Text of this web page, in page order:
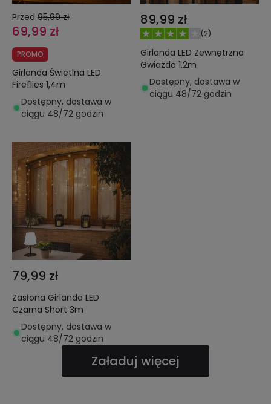
Przed 95,99 zł
69,99 zł
PROMO
Girlanda Świetlna LED
Fireflies 1,4m
Dostępny, dostawa w
ciągu 48/72 godzin
89,99 zł
(2)
Girlanda LED Zewnętrzna
Gwiazda 1.2m
Dostępny, dostawa w
ciągu 48/72 godzin
79,99 zł
Zasłona Girlanda LED
Czarna Short 3m
Dostępny, dostawa w
ciągu 48/72 godzin
Załaduj więcej